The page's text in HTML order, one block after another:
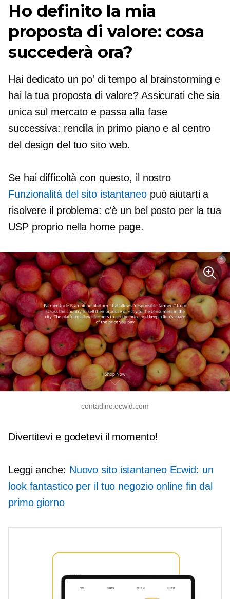
Ho definito la mia
proposta di valore: cosa
succederà ora?
Hai dedicato un po' di tempo al brainstorming e
hai la tua proposta di valore? Assicurati che sia
unica sul mercato e passa alla fase
successiva: rendila in primo piano e al centro
del design del tuo sito web.
Se hai difficoltà con questo, il nostro
Funzionalità del sito istantaneopuò aiutarti a
risolvere il problema: c'è un bel posto per la tua
USP proprio nella home page.
contadino.ecwid.com
Divertitevi e godetevi il momento!
Leggi anche: Nuovo sito istantaneo Ecwid: un
look fantastico per il tuo negozio online fin dal
primo giorno